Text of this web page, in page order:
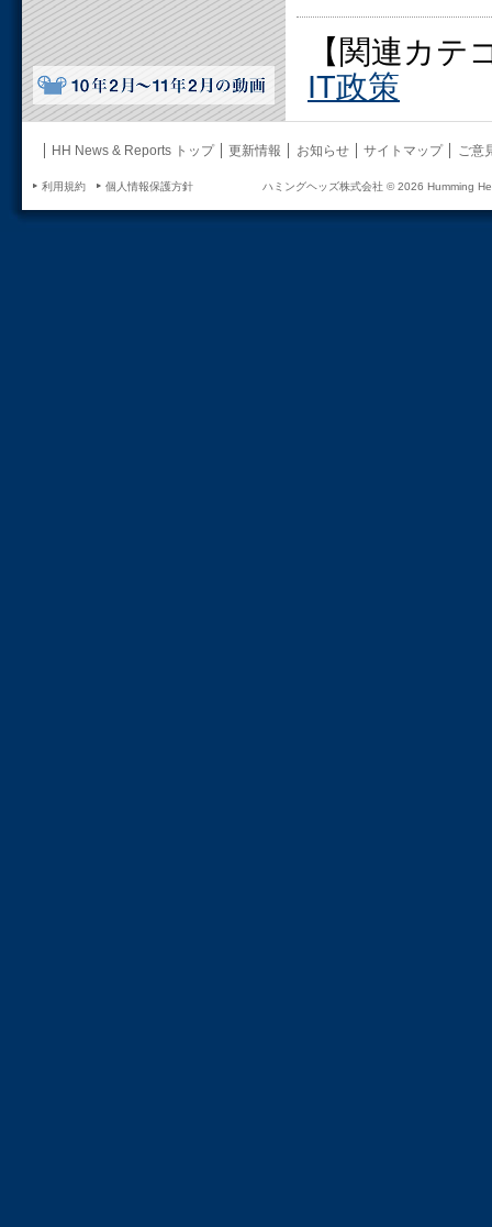
【関連カテ
IT政策
HH News & Reports トップ 更新情報 お知らせ サイトマップ ご意
利用規約 個人情報保護方針 ハミングヘッズ株式会社 ©2026 Humming